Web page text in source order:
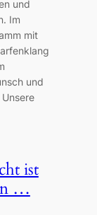
und
Im
mit
und
ist
…